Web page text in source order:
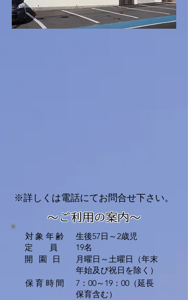
※詳しくは電話にてお問合せ下さい。
～ご利用の案内～
対象年齢
​定 員
開園日
生後57日～2歳児
19名
​月曜日～土曜日（年末
年始及び祝日を除く）
保育時間
​7：00～19：00（延長
保育含む）